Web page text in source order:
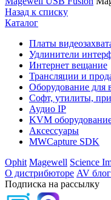
Назад к списку
Каталог
Платы
Удлинители
Интернет вещание
Трансляции и
Оборудование для
Софт, утилиты,
Аудио IP
KVM
Аксессуары
MWCapture SDK
Ophit Magewell Science
О дистрибюторе AV блог
Подписка на рассылку